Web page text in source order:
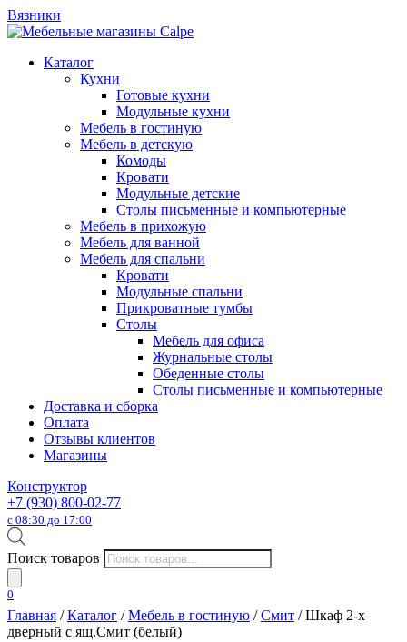
Вязники
Каталог
Кухни
Готовые кухни
Модульные кухни
Мебель в гостиную
Мебель в детскую
Комоды
Кровати
Модульные детские
Столы письменные и компьютерные
Мебель в прихожую
Мебель для ванной
Мебель для спальни
Кровати
Модульные спальни
Прикроватные тумбы
Столы
Мебель для офиса
Журнальные столы
Обеденные столы
Столы письменные и компьютерные
Доставка и сборка
Оплата
Отзывы клиентов
Магазины
Конструктор
+7 (930) 800-02-77
с 08:30 до 17:00
Поиск товаров
0
Главная /Каталог /Мебель в гостиную /Смит / Шкаф 2-х
дверный с ящ.Смит (белый)